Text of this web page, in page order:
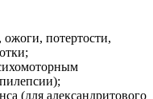
потертости,
(для александритового